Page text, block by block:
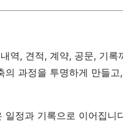
역, 견적, 계약, 공문, 기록
과정을 투명하게 만들고
정과 기록으로 이어집니